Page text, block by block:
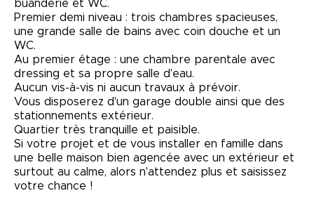
buanderie et WC.
Premier demi niveau : trois chambres spacieuses,
une grande salle de bains avec coin douche et un
WC.
Au premier étage : une chambre parentale avec
dressing et sa propre salle d'eau.
Aucun vis-à-vis ni aucun travaux à prévoir.
Vous disposerez d'un garage double ainsi que des
stationnements extérieur.
Quartier très tranquille et paisible.
Si votre projet et de vous installer en famille dans
une belle maison bien agencée avec un extérieur et
surtout au calme, alors n'attendez plus et saisissez
votre chance !